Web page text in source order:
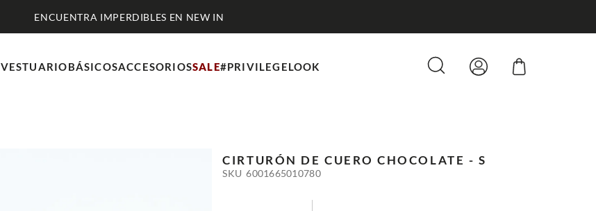
ENCUENTRA IMPERDIBLES EN NEW IN
VESTUARIOBÁSICOSACCESORIOSSALE#PRIVILEGELOOK
CIRTURÓN DE CUERO CHOCOLATE - S
SKU 6001665010780